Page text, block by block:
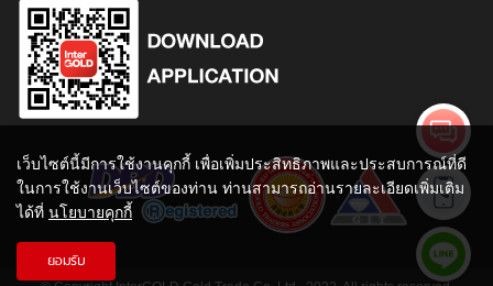
เว็บไซต์นี้มีการใช้งานคุกกี้ เพื่อเพิ่มประสิทธิภาพและประสบการณ์ที่ดี
ในการใช้งานเว็บไซต์ของท่าน ท่านสามารถอ่านรายละเอียดเพิ่มเติม
ได้ที่ นโยบายคุกกี้
ยอมรับ